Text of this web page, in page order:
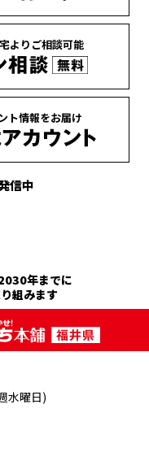
より ご相談可能
ト情報をお届け
信中
年までに
組みます
水曜日)